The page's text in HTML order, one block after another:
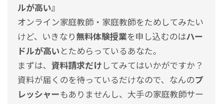
ルが高い』
オンライン家庭教師・家庭教師をためしてみたい
けど、いきなり無料体験授業を申し込むのはハー
ドルが高いとためらっているあなた。
まずは、 資料請求だけ してみてはいかがですか？
資料が届くのを待っているだけなので、なんのプ
レッシャーもありませんし、 大手の家庭教師サー